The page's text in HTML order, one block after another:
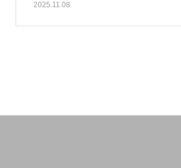
2025.11.08